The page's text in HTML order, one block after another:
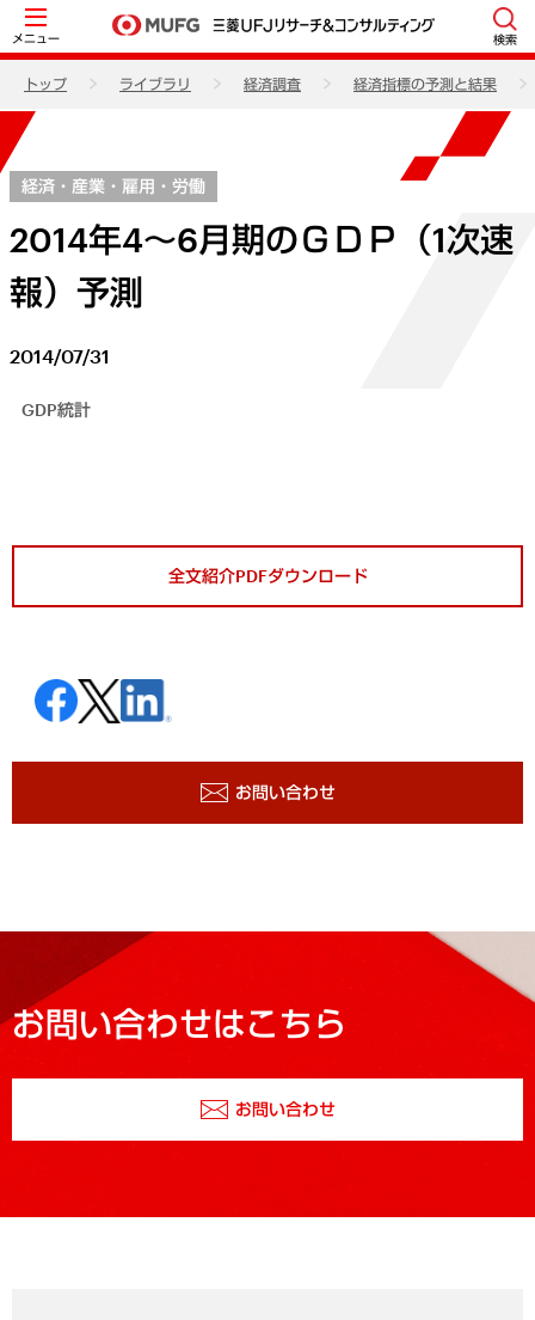
メニュー 検索
トップ ライブラリ 経済調査 経済指標の予測と結果
経済・産業・雇用・労働
2014年4～6月期のＧＤＰ（1次速
報）予測
2014/07/31
GDP統計
全文紹介PDFダウンロード
お問い合わせ
お問い合わせはこちら
お問い合わせ